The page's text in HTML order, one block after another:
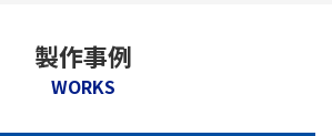
製作事例
WORKS